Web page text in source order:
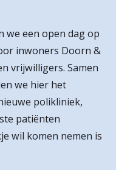
we een open dag op
inwoners Doorn &
vrijwilligers. Samen
we hier het
polikliniek,
patiënten
wil komen nemen is